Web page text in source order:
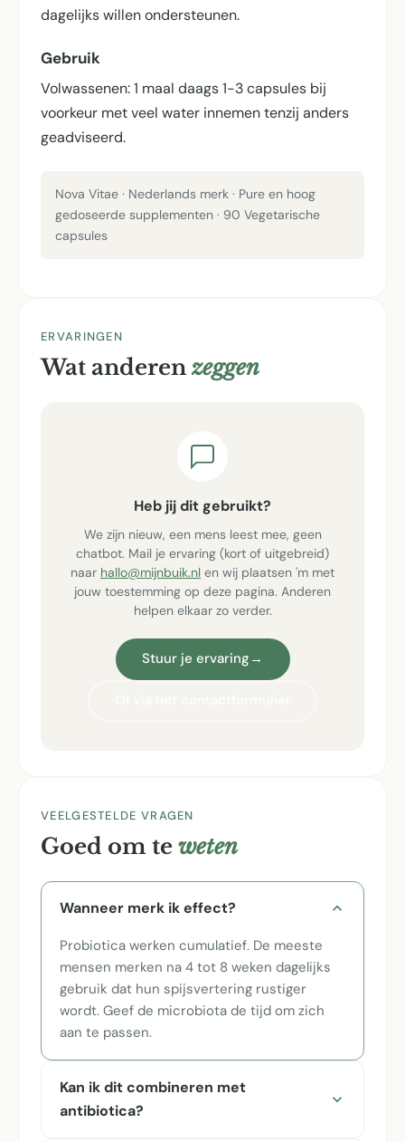
dagelijks willen ondersteunen.
Gebruik
Volwassenen: 1 maal daags 1-3 capsules bij
voorkeur met veel water innemen tenzij anders
geadviseerd.
Nova Vitae · Nederlands merk · Pure en hoog
gedoseerde supplementen · 90 Vegetarische
capsules
ERVARINGEN
Wat anderenzeggen
Heb jij dit gebruikt?
We zijn nieuw, een mens leest mee, geen
chatbot. Mail je ervaring (kort of uitgebreid)
naar hallo@mijnbuik.nl en wij plaatsen 'm met
jouw toestemming op deze pagina. Anderen
helpen elkaar zo verder.
Stuur je ervaring →
VEELGESTELDE VRAGEN
Goed om te weten
Wanneer merk ik effect?
Probiotica werken cumulatief. De meeste
mensen merken na 4 tot 8 weken dagelijks
gebruik dat hun spijsvertering rustiger
wordt. Geef de microbiota de tijd om zich
aan te passen.
Kan ik dit combineren met
antibiotica?